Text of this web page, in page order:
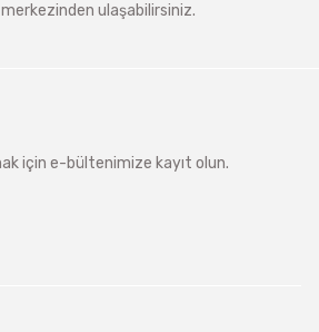
merkezinden ulaşabilirsiniz.
için e-bültenimize kayıt olun.